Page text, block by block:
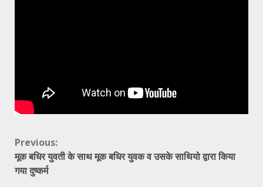
Continue
Reading
Previous:
मूक बधिर युवती के साथ मूक बधिर युवक व उसके साथियो द्वारा किया
गया दुष्कर्म